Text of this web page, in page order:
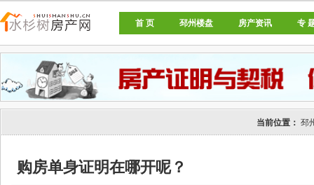
首 页 邳州楼盘 房产资讯 专
当前位置： 邳
购房单身证明在哪开呢？